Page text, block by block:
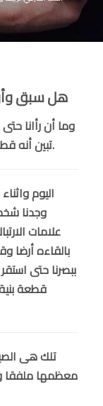
هل سبق
وما أن رأانا
تبين أنه قطعة بنية داكنة تشبه جوهر الحشيش المخدر.
وجدنا
علامات
بالقاءه أرضا
ببصرنا حتى
قطعة
تلك هى
معظمها ملفقا